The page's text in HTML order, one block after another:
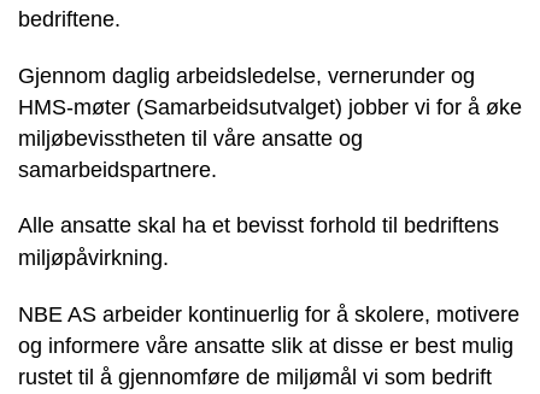
bedriftene.
Gjennom daglig arbeidsledelse, vernerunder og
HMS-møter (Samarbeidsutvalget) jobber vi for å øke
miljøbevisstheten til våre ansatte og
samarbeidspartnere.
Alle ansatte skal ha et bevisst forhold til bedriftens
miljøpåvirkning.
NBE AS arbeider kontinuerlig for å skolere, motivere
og informere våre ansatte slik at disse er best mulig
rustet til å gjennomføre de miljømål vi som bedrift